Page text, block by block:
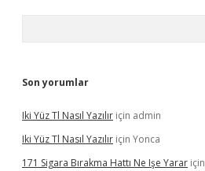
Son yorumlar
Iki Yüz Tl Nasıl Yazılır için admin
Iki Yüz Tl Nasıl Yazılır için Yonca
171 Sigara Bırakma Hattı Ne Işe Yarar için